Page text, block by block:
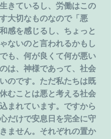
きているし、労働はこの
大切なものなので「悪
感を感じるし、ちょっと
ないのと言われるかもし
も、何が良くて何が悪い
は、神様であって、社会
のです。ただ私たちは既
むことは悪と考える社会
まれています。ですから
だけで安息日を完全に守
ません。それぞれの置か